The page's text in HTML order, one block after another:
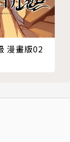
我獨自升級 漫畫版02